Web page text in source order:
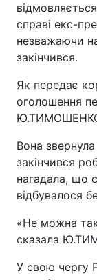
справі екс-
незважаючи
закінчився.
Як передає
оголошення
Вона
закінчився
нагадала, що
відбувалося
«Не можна
сказала
У свою чергу